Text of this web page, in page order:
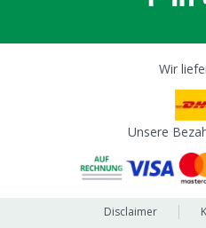
Wir
Unsere
Disclaimer